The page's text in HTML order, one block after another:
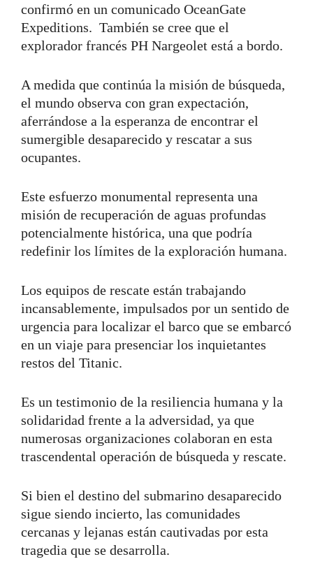
confirmó en un comunicado OceanGate
Expeditions. También se cree que el
explorador francés PH Nargeolet está a bordo.
A medida que continúa la misión de búsqueda,
el mundo observa con gran expectación,
aferrándose a la esperanza de encontrar el
sumergible desaparecido y rescatar a sus
ocupantes.
Este esfuerzo monumental representa una
misión de recuperación de aguas profundas
potencialmente histórica, una que podría
redefinir los límites de la exploración humana.
Los equipos de rescate están trabajando
incansablemente, impulsados por un sentido de
urgencia para localizar el barco que se embarcó
en un viaje para presenciar los inquietantes
restos del Titanic.
Es un testimonio de la resiliencia humana y la
solidaridad frente a la adversidad, ya que
numerosas organizaciones colaboran en esta
trascendental operación de búsqueda y rescate.
Si bien el destino del submarino desaparecido
sigue siendo incierto, las comunidades
cercanas y lejanas están cautivadas por esta
tragedia que se desarrolla.